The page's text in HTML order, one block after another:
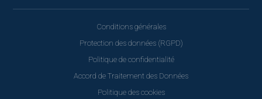
Conditions générales
Protection des données (RGPD)
Politique de confidentialité
Accord de Traitement des Données
Politique des cookies